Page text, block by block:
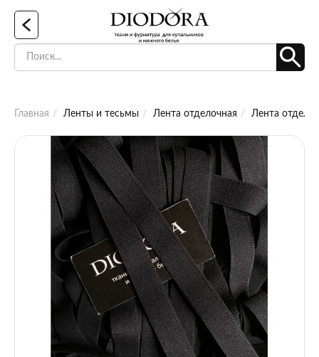
Главная Ленты и тесьмы Лента отделочная Лента